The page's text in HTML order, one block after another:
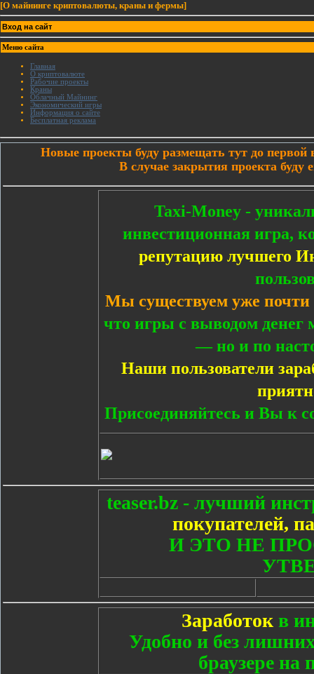
[О майнинге криптовалюты, краны и фермы]
Вход на сайт
Меню сайта
Главная
О криптовалюте
Рабочие проекты
Краны
Облачный Майнинг
Экономический игры
Информация о сайте
Бесплатная реклама
Новые проекты буду размещать тут до
В случае закрытия проекта буду
Taxi-Money -
инвестиционная игра,
репутацию лучшего
Мы существуем уже почти
что игры с выводом денег
— но и по
Наши пользователи
Присоединяйтесь и Вы к
teaser.bz - лучший
покупателей,
И ЭТО НЕ
Заработок в
Удобно и без
браузере на